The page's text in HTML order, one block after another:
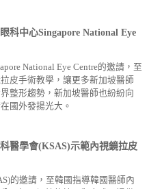
科中心Singapore National Eye
National Eye Centre的邀請，至
皮手術教學，讓更多新加坡醫師
整形趨勢，新加坡醫師也紛紛向
國外發揚光大。
醫學會(KSAS)示範內視鏡拉皮
的邀請，至韓國指導韓國醫師內